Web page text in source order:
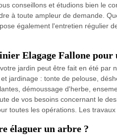
conseillons et étudions bien le
à toute ampleur de demande.
également l'entretien régulier
Elagage Fallone pour
votre jardin peut être fait en été
jardinage : tonte de pelouse,
démoussage d'herbe,
de vos besoins concernant le
toutes les opérations. Les
élaguer un arbre ?